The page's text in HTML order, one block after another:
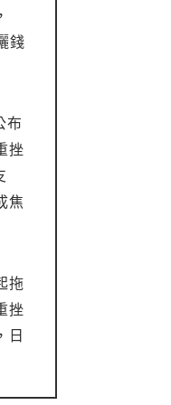
錢
布
挫
焦
拖
挫
日